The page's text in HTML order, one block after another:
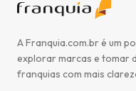
A Franquia.com.br é um
explorar marcas e tomar
franquias com mais